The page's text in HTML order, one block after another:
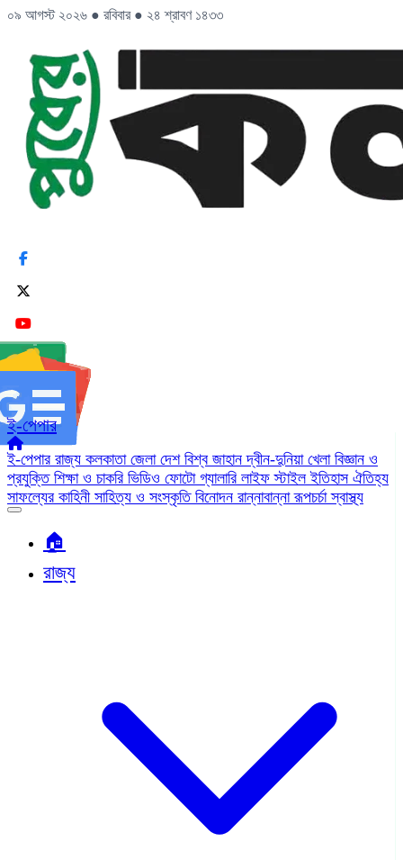
০৯ আগস্ট ২০২৬ ● রবিবার ● ২৪ শ্রাবণ ১৪৩৩
ই-পেপার
ই-পেপার রাজ্য কলকাতা জেলা দেশ বিশ্ব জাহানদ্বীন-দুনিয়া খেলা বিজ্ঞান ও
প্রযুক্তি শিক্ষা ও চাকরি ভিডিও ফোটো গ্যালারি লাইফ স্টাইলইতিহাস ঐতিহ্য
সাফল্যের কাহিনী সাহিত্য ও সংস্কৃতি বিনোদন রান্নাবান্নারূপচর্চাস্বাস্থ্য
🏠︎
রাজ্য